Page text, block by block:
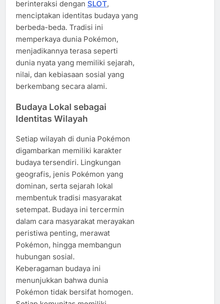
berinteraksi dengan SLOT,
menciptakan identitas budaya yang
berbeda-beda. Tradisi ini
memperkaya dunia Pokémon,
menjadikannya terasa seperti
dunia nyata yang memiliki sejarah,
nilai, dan kebiasaan sosial yang
berkembang secara alami.
Budaya Lokal sebagai
Identitas Wilayah
Setiap wilayah di dunia Pokémon
digambarkan memiliki karakter
budaya tersendiri. Lingkungan
geografis, jenis Pokémon yang
dominan, serta sejarah lokal
membentuk tradisi masyarakat
setempat. Budaya ini tercermin
dalam cara masyarakat merayakan
peristiwa penting, merawat
Pokémon, hingga membangun
hubungan sosial.
Keberagaman budaya ini
menunjukkan bahwa dunia
Pokémon tidak bersifat homogen.